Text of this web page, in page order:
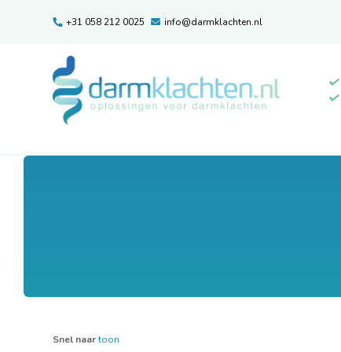
+31 058 212 0025 info@darmklachten.nl
Snel naar toon